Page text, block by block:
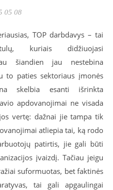
05 08
TOP darbdavys – tai
kuriais didžiuojasi
šiandien jau nestebina
to paties sektoriaus įmonės
skelbia esanti išrinkta
apdovanojimai ne visada
vertę: dažnai jie tampa tik
atliepia tai, ką rodo
patirtis, jie gali būti
įvaizdį. Tačiau jeigu
suformuotas, bet faktinės
tai gali apgaulingai